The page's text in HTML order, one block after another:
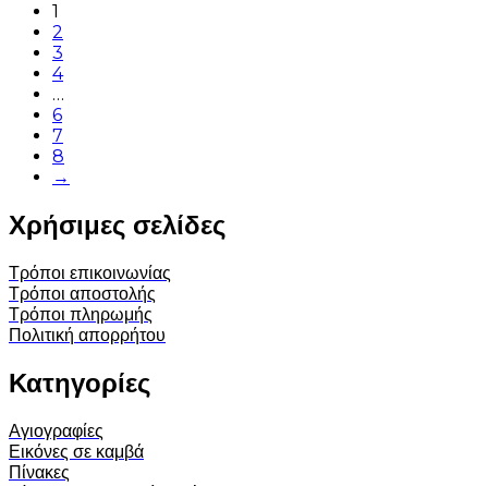
1
2
3
4
…
6
7
8
→
Χρήσιμες σελίδες
Τρόποι επικοινωνίας
Τρόποι αποστολής
Τρόποι πληρωμής
Πολιτική απορρήτου
Κατηγορίες
Αγιογραφίες
Εικόνες σε καμβά
Πίνακες